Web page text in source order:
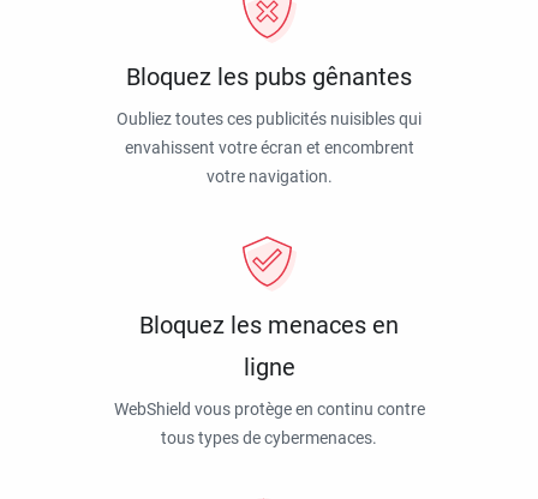
Bloquez les pubs gênantes
Oubliez toutes ces publicités nuisibles qui
envahissent votre écran et encombrent
votre navigation.
Bloquez les menaces en
ligne
WebShield vous protège en continu contre
tous types de cybermenaces.